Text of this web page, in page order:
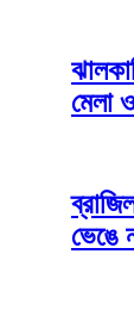
মেলা
ভেঙে